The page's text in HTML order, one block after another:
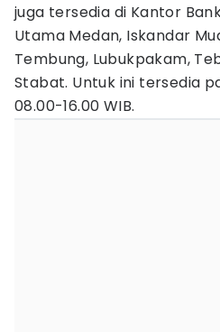
juga tersedia di Kantor
Utama Medan, Iskandar
Tembung, Lubukpakam,
Stabat. Untuk ini tersedia
08.00-16.00 WIB.